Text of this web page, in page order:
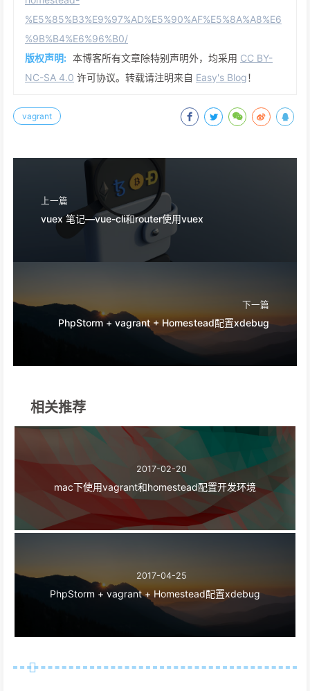
%E5%85%B3%E9%97%AD%E5%90%AF%E5%8A%A8%E6
%9B%B4%E6%96%B0/
版权声明: 本博客所有文章除特别声明外，均采用 CC BY-
NC-SA 4.0 许可协议。转载请注明来自 Easy's Blog！
vagrant
上一篇
vuex 笔记—vue-cli和router使用vuex
下一篇
PhpStorm + vagrant + Homestead配置xdebug
相关推荐
2017-02-20
mac下使用vagrant和homestead配置开发环境
2017-04-25
PhpStorm + vagrant + Homestead配置xdebug